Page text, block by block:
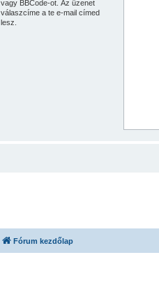
vagy BBCode-ot. Az üzenet
válaszcíme a te e-mail címed
lesz.
Fórum kezdőlap